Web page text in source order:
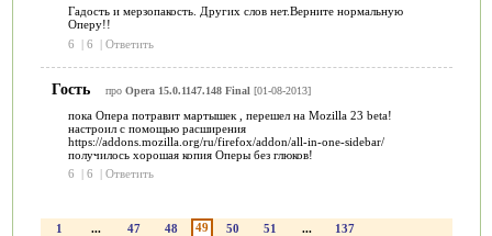
Гадость и мерзопакость. Других слов нет.Верните нормальную
Оперу!!
6
| 6 | Ответить
Гость про Opera 15.0.1147.148 Final [01-08-2013]
пока Опера потравит мартышек , перешел на Mozilla 23 beta!
настроил с помощью расширения
https://addons.mozilla.org/ru/firefox/addon/all-in-one-sidebar/
получилось хорошая копия Оперы без глюков!
6
| 6 | Ответить
1 ... 47 48 49 50 51 ... 137